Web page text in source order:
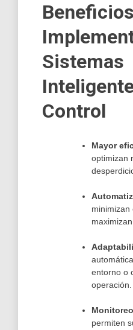
Sistemas
Control
Mayor
optimizan
minimizan
entorno o
operación.
permiten